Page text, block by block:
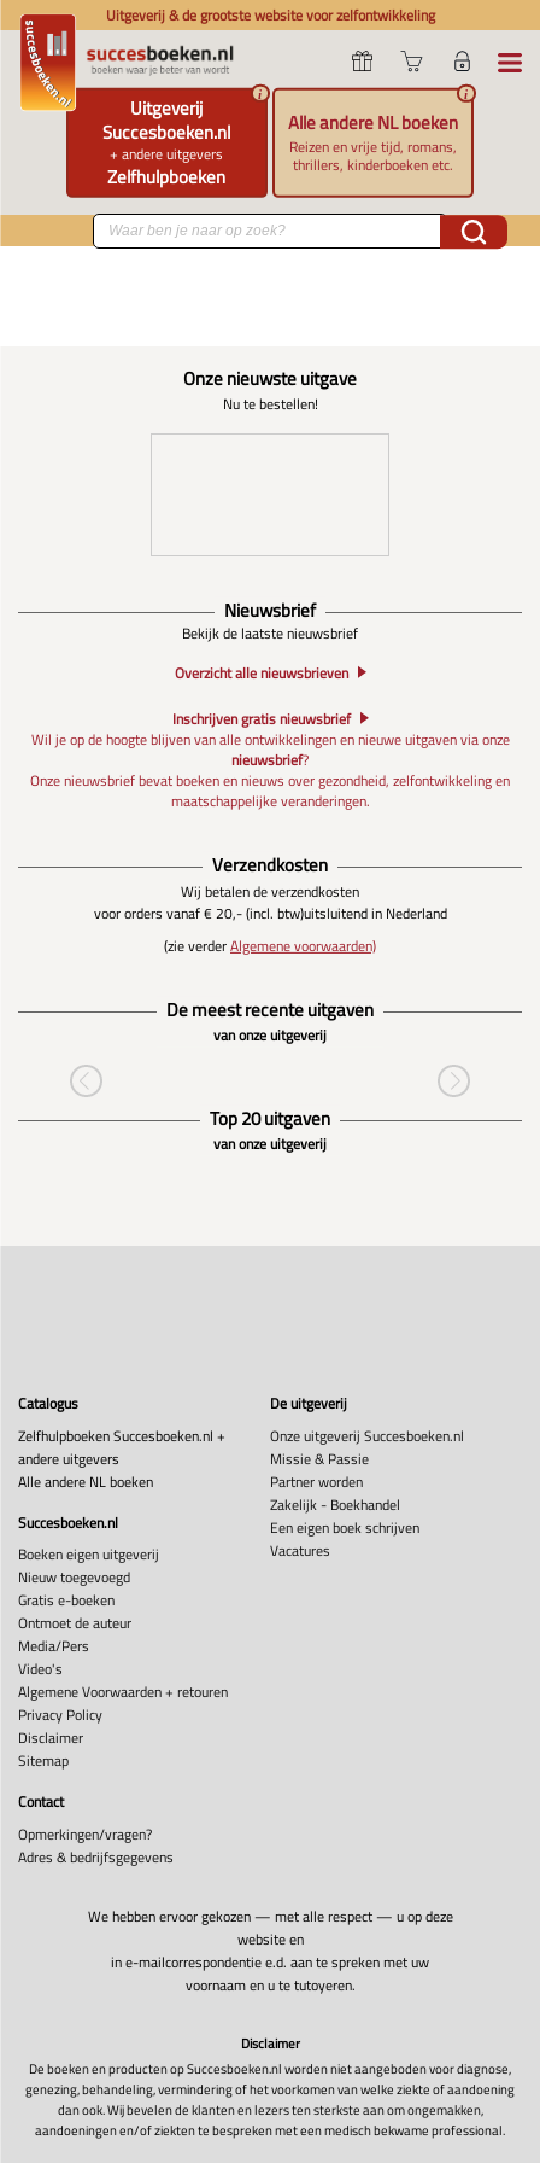
Uitgeverij & de grootste website voor zelfontwikkeling
Uitgeverij
Succesboeken.nl
+ andere uitgevers
Zelfhulpboeken
i
Alle andere NL boeken
Reizen en vrije tijd, romans,
thrillers, kinderboeken etc.
i
Onze nieuwste uitgave
Nu te bestellen!
Nieuwsbrief
Bekijk de laatste nieuwsbrief
Overzicht alle nieuwsbrieven
Inschrijven gratis nieuwsbrief
Wil je op de hoogte blijven van alle ontwikkelingen en nieuwe uitgaven via onze
nieuwsbrief?
Onze nieuwsbrief bevat boeken en nieuws over gezondheid, zelfontwikkeling en
maatschappelijke veranderingen.
Verzendkosten
Wij betalen de verzendkosten
voor orders vanaf € 20,- (incl. btw)uitsluitend in Nederland
(zie verderAlgemene voorwaarden)
De meest recente uitgaven
van onze uitgeverij
Top 20 uitgaven
van onze uitgeverij
Catalogus
Zelfhulpboeken Succesboeken.nl +
andere uitgevers
Alle andere NL boeken
Succesboeken.nl
Boeken eigen uitgeverij
Nieuw toegevoegd
Gratis e-boeken
Ontmoet de auteur
Media/Pers
Video's
Algemene Voorwaarden + retouren
Privacy Policy
Disclaimer
Sitemap
De uitgeverij
Onze uitgeverij Succesboeken.nl
Missie & Passie
Partner worden
Zakelijk - Boekhandel
Een eigen boek schrijven
Vacatures
Contact
Opmerkingen/vragen?
Adres & bedrijfsgegevens
We hebben ervoor gekozen — met alle respect — u op deze
website en
in e-mailcorrespondentie e.d. aan te spreken met uw
voornaam en u te tutoyeren.
Disclaimer
De boeken en producten op Succesboeken.nl worden niet aangeboden voor diagnose,
genezing, behandeling, vermindering of het voorkomen van welke ziekte of aandoening
dan ook. Wij bevelen de klanten en lezers ten sterkste aan om ongemakken,
aandoeningen en/of ziekten te bespreken met een medisch bekwame professional.